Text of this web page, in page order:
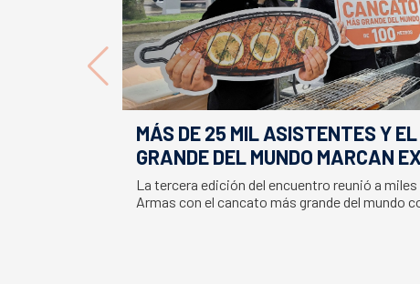
MÁS DE 25 MIL ASISTENTES Y
GRANDE DEL MUNDO MARCAN
LA SEMANA DEL SALMÓN
La tercera edición del encuentro reunió a
Armas con el cancato más grande del mundo